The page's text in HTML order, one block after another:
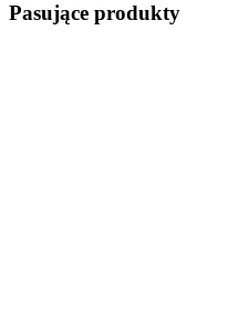
Pasujące produkty